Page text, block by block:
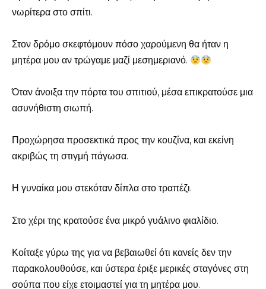
νωρίτερα στο σπίτι.
Στον δρόμο σκεφτόμουν πόσο χαρούμενη θα ήταν η
μητέρα μου αν τρώγαμε μαζί μεσημεριανό.
Όταν άνοιξα την πόρτα του σπιτιού, μέσα επικρατούσε μια
ασυνήθιστη σιωπή.
Προχώρησα προσεκτικά προς την κουζίνα, και εκείνη
ακριβώς τη στιγμή πάγωσα.
Η γυναίκα μου στεκόταν δίπλα στο τραπέζι.
Στο χέρι της κρατούσε ένα μικρό γυάλινο φιαλίδιο.
Κοίταξε γύρω της για να βεβαιωθεί ότι κανείς δεν την
παρακολουθούσε, και ύστερα έριξε μερικές σταγόνες στη
σούπα που είχε ετοιμαστεί για τη μητέρα μου.